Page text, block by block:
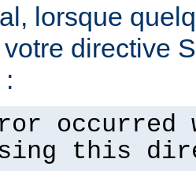
lorsque
directive
occurred
this